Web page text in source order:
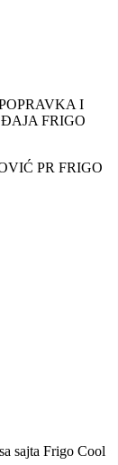
I
FRIGO
PR FRIGO
sajta Frigo Cool